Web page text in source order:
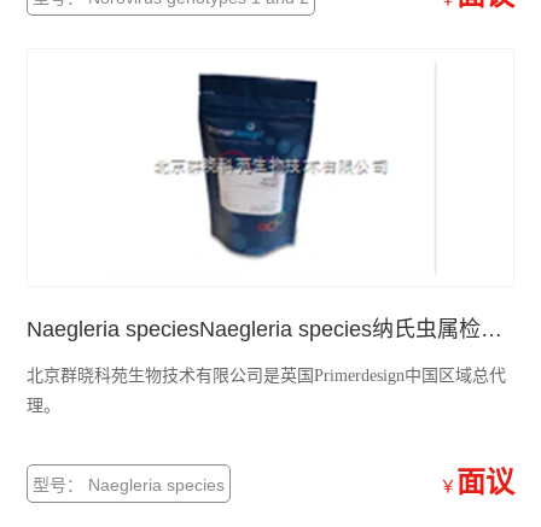
Naegleria speciesNaegleria species纳氏虫属检测试剂盒
北京群晓科苑生物技术有限公司是英国Primerdesign中国区域总代
理。
型号： Naegleria species ￥ 面议